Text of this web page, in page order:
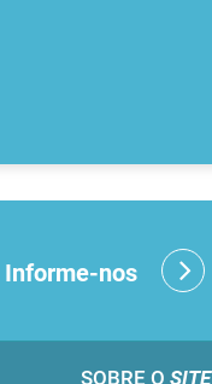
Informe-nos
SOBRE O SITE